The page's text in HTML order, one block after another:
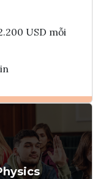
USD mỗi
Interlink